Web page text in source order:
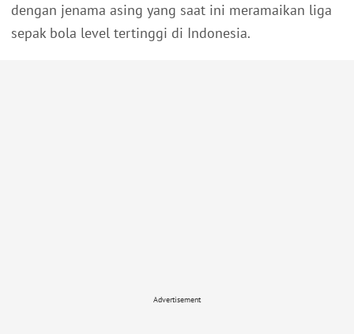
dengan jenama asing yang saat ini meramaikan liga
sepak bola level tertinggi di Indonesia.
Advertisement